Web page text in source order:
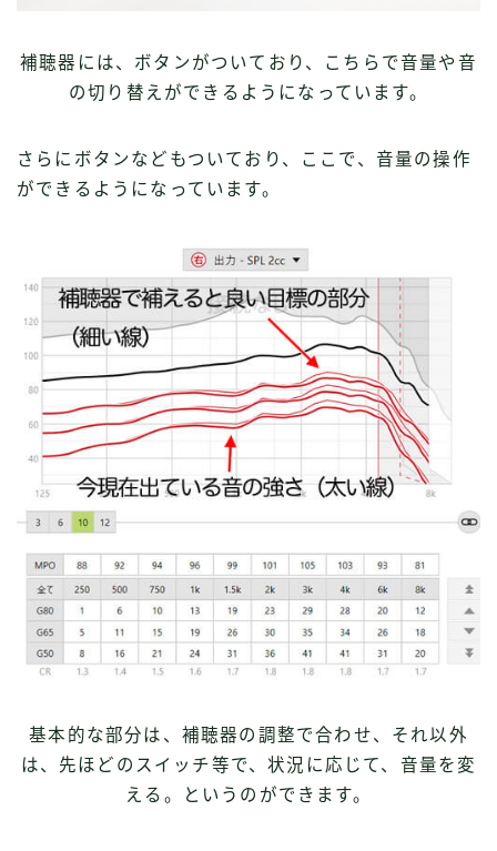
補聴器には、ボタンがついており、こちらで音量や音
の切り替えができるようになっています。
さらにボタンなどもついており、ここで、音量の操作
ができるようになっています。
基本的な部分は、補聴器の調整で合わせ、それ以外
は、先ほどのスイッチ等で、状況に応じて、音量を変
える。というのができます。